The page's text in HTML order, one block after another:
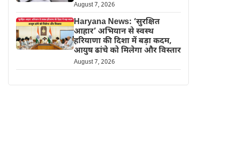
August 7, 2026
Haryana News: ‘सुरक्षित
आहार’ अभियान से स्वस्थ
हरियाणा की दिशा में बड़ा कदम,
आयुष ढांचे को मिलेगा और विस्तार
August 7, 2026